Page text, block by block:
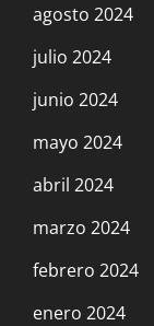
agosto 2024
julio 2024
junio 2024
mayo 2024
abril 2024
marzo 2024
febrero 2024
enero 2024